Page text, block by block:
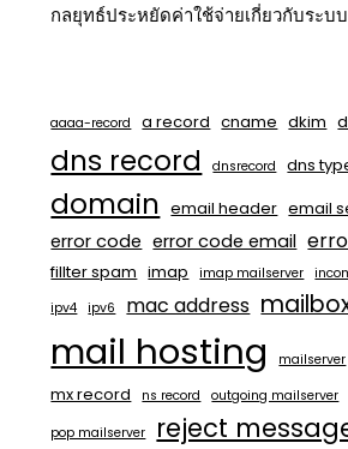
กลยุทธ์ประหยัดค่าใช้จ่ายเกี่ยวกับระบ
aaaa-record a record cname dkim
dns record
dnsrecord dns
domain email header email
error code error code email
fillter spam imap imap mailserver
ipv4
ipv6 mac address
mail hosting mailserver
mx record
ns record outgoing mailserver
pop mailserver reject